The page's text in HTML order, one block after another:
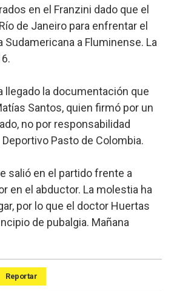
en el Franzini dado que el
de Janeiro para enfrentar el
Sudamericana a Fluminense. La
llegado la documentación que
Santos, quien firmó por un
no por responsabilidad
Pasto de Colombia.
salió en el partido frente a
en el abductor. La molestia ha
por lo que el doctor Huertas
de pubalgia. Mañana
Reportar